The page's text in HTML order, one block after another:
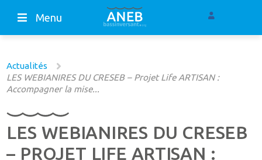
Menu
Actualités
LES WEBIANIRES DU CRESEB – Projet Life ARTISAN :
Accompagner la mise...
LES WEBIANIRES DU CRESEB
– PROJET LIFE ARTISAN :